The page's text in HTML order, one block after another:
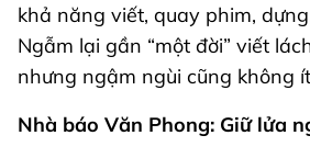
khả năng viết, quay phim,
Ngẫm lại gần “một đời” viết
nhưng ngậm ngùi cũng không
Nhà báo Văn Phong: Giữ lửa